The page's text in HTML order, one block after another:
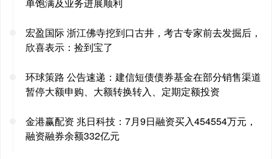
宏盈国际 浙江佛寺挖到口古井，考古专家前去发掘后，
欣喜表示：捡到宝了
环球策路 公告速递：建信短债债券基金在部分销售渠道
暂停大额申购、大额转换转入、定期定额投资
金港赢配资 兆日科技：7月9日融资买入454554万元，
融资融券余额332亿元